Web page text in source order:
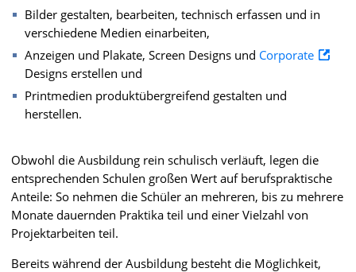
Bilder gestalten, bearbeiten, technisch erfassen und in
verschiedene Medien einarbeiten,
Anzeigen und Plakate, Screen Designs und Corporate
Designs erstellen und
Printmedien produktübergreifend gestalten und
herstellen.
Obwohl die Ausbildung rein schulisch verläuft, legen die
entsprechenden Schulen großen Wert auf berufspraktische
Anteile: So nehmen die Schüler an mehreren, bis zu mehrere
Monate dauernden Praktika teil und einer Vielzahl von
Projektarbeiten teil.
Bereits während der Ausbildung besteht die Möglichkeit,